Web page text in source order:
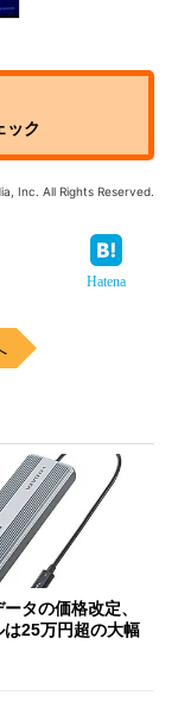
ック
Inc. All Rights Reserved.
Hatena
タの価格改定、
は25万円超の大幅